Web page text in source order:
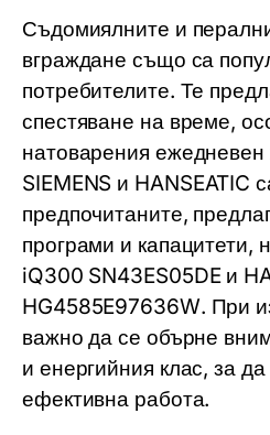
Съдомиялните и
вграждане също са
потребителите. Те
спестяване на време,
натоварения
SIEMENS и HANSEATIC
предпочитаните,
програми и капацитети,
iQ300 SN43ES05DEи
HG4585E97636W. При
важно да се обърне
и енергийния клас, за
ефективна работа.